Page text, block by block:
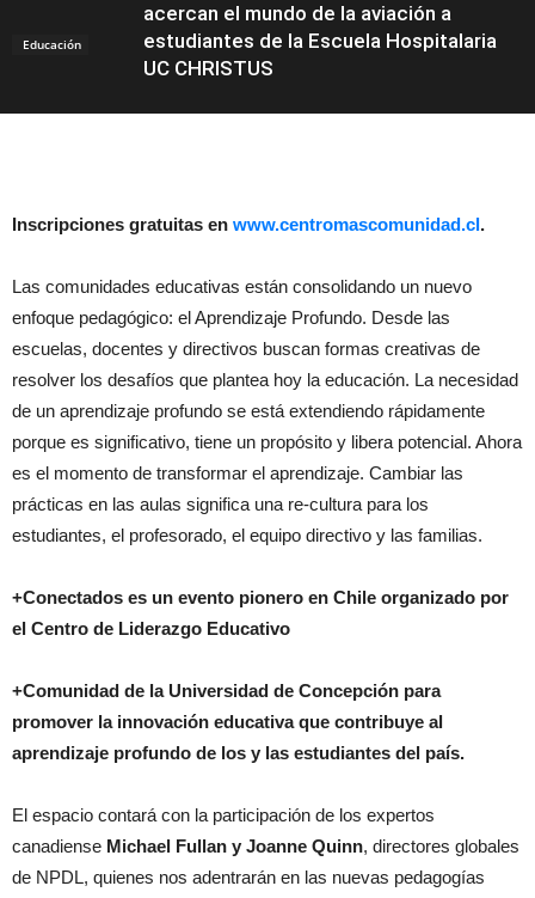
Educación
acercan el mundo de la aviación a
estudiantes de la Escuela Hospitalaria
UC CHRISTUS
Inscripciones gratuitas en www.centromascomunidad.cl.
Las comunidades educativas están consolidando un nuevo
enfoque pedagógico: el Aprendizaje Profundo. Desde las
escuelas, docentes y directivos buscan formas creativas de
resolver los desafíos que plantea hoy la educación. La necesidad
de un aprendizaje profundo se está extendiendo rápidamente
porque es significativo, tiene un propósito y libera potencial. Ahora
es el momento de transformar el aprendizaje. Cambiar las
prácticas en las aulas significa una re-cultura para los
estudiantes, el profesorado, el equipo directivo y las familias.
+Conectados es un evento pionero en Chile organizado por
el Centro de Liderazgo Educativo
+Comunidad de la Universidad de Concepción para
promover la innovación educativa que contribuye al
aprendizaje profundo de los y las estudiantes del país.
El espacio contará con la participación de los expertos
canadiense Michael Fullan y Joanne Quinn, directores globales
de NPDL, quienes nos adentrarán en las nuevas pedagogías